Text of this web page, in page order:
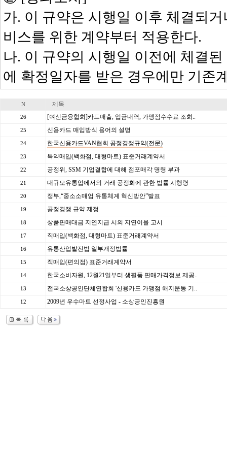
가. 이 규약은 시행일 이후 체결되
비스를 위한 계약부터 적용한다.
나. 이 규약의 시행일 이전에 체결
에 확정일자를 받은 경우에만 기존
N 제목
26 [여신금융협회]카드매출, 입금내역, 가맹점수수료 조회..
25 신용카드 매입방식 용어의 설명
24 한국신용카드VAN협회 공정경쟁규약(전문)
23 특약매입(백화점, 대형마트) 표준거래계약서
22 공정위, SSM 기업결합에 대해 점포매각 명령 부과
21 대규모유통업에서의 거래 공정화에 관한 법률 시행령
20 정부,“중소소매업 유통체계 혁신방안”발표
19 공정경쟁 규약 제정
18 상품판매대금 지연지급 시의 지연이율 고시
17 직매입(백화점, 대형마트) 표준거래계약서
16 유통산업발전법 일부개정법률
15 직매입(편의점) 표준거래계약서
14 한국소비자원, 12월21일부터 생필품 판매가격정보 제공..
13 전국소상공인단체연합회 '신용카드 가맹점 해지운동 기..
12 2009년 우수마트 선정사업 - 소상공인진흥원